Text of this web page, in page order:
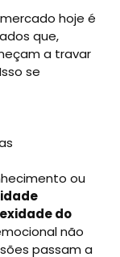
hoje é
que,
a travar
se
ou
do
não
passam a